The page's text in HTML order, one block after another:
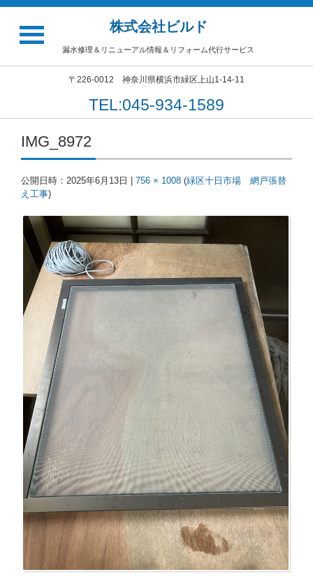
株式会社ビルド
漏水修理＆リニューアル情報＆リフォーム代行サービス
〒226-0012 神奈川県横浜市緑区上山1-14-11
TEL:045-934-1589
IMG_8972
公開日時： 2025年6月13日 756 × 1008 (緑区十日市場 網戸張替
え工事)